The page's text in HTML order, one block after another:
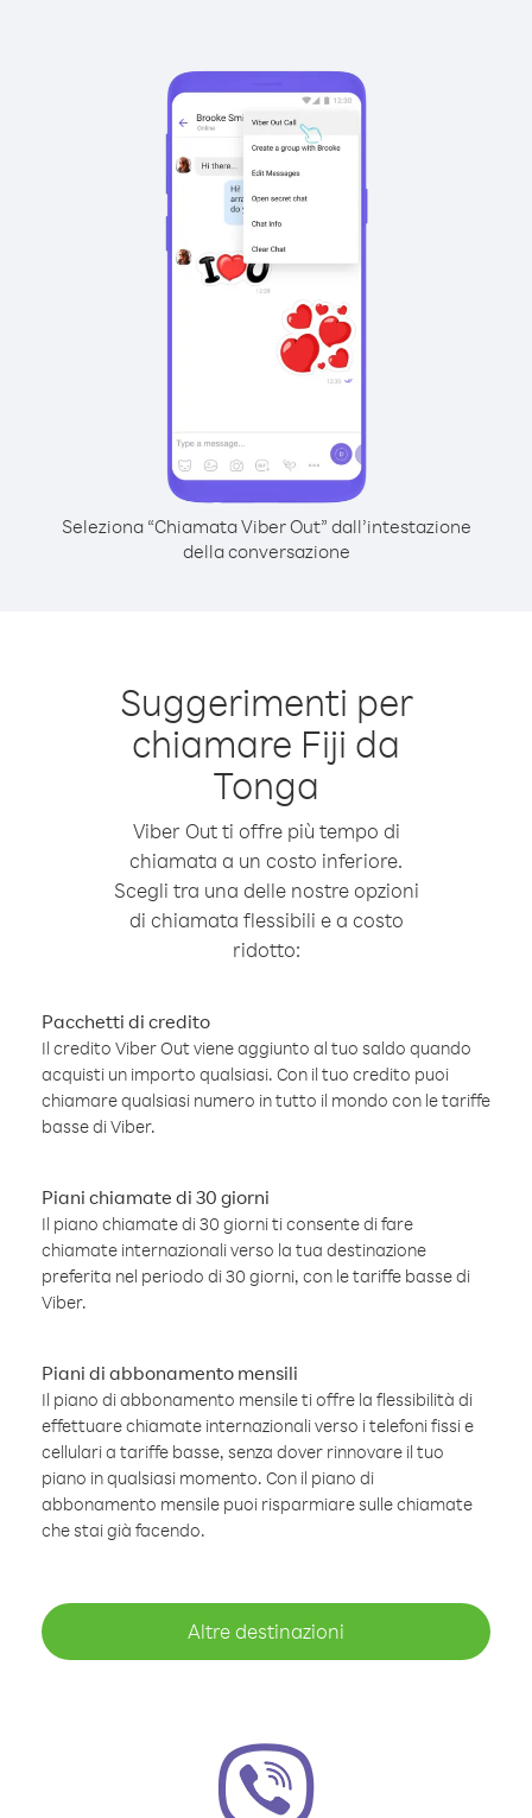
Seleziona “Chiamata Viber Out” dall’intestazione
della conversazione
Suggerimenti per
chiamare Fiji da
Tonga
Viber Out ti offre più tempo di
chiamata a un costo inferiore.
Scegli tra una delle nostre opzioni
di chiamata flessibili e a costo
ridotto:
Pacchetti di credito
Il credito Viber Out viene aggiunto al tuo saldo quando
acquisti un importo qualsiasi. Con il tuo credito puoi
chiamare qualsiasi numero in tutto il mondo con le tariffe
basse di Viber.
Piani chiamate di 30 giorni
Il piano chiamate di 30 giorni ti consente di fare
chiamate internazionali verso la tua destinazione
preferita nel periodo di 30 giorni, con le tariffe basse di
Viber.
Piani di abbonamento mensili
Il piano di abbonamento mensile ti offre la flessibilità di
effettuare chiamate internazionali verso i telefoni fissi e
cellulari a tariffe basse, senza dover rinnovare il tuo
piano in qualsiasi momento. Con il piano di
abbonamento mensile puoi risparmiare sulle chiamate
che stai già facendo.
Altre destinazioni